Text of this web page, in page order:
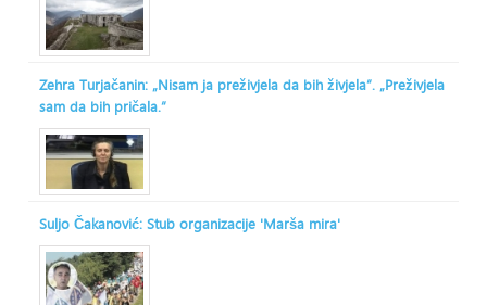
Zehra Turjačanin: „Nisam ja preživjela da bih živjela“. „Preživjela
sam da bih pričala.“
Suljo Čakanović: Stub organizacije 'Marša mira'